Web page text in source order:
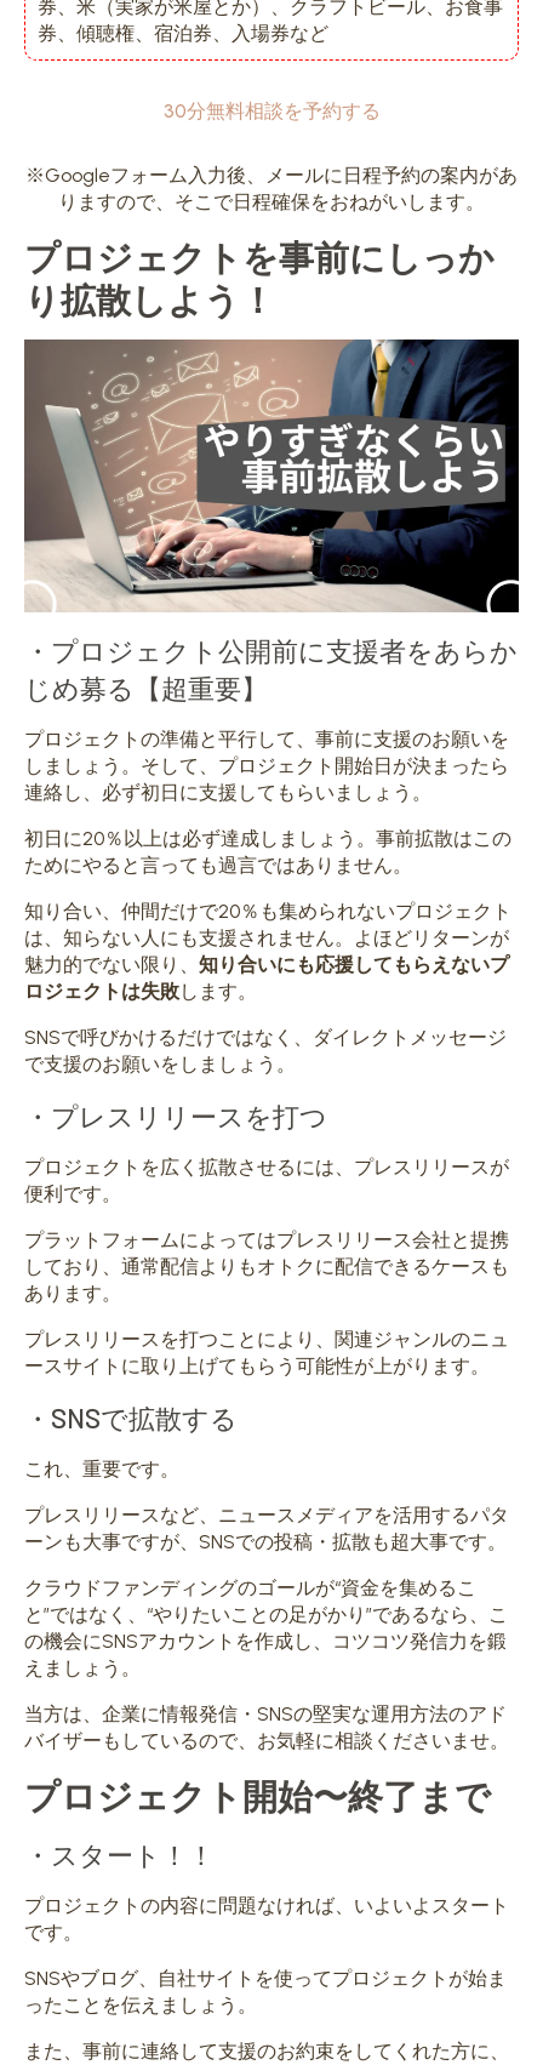
券、米（実家が米屋とか）、クラフトビール、お食事
券、傾聴権、宿泊券、入場券など
30分無料相談を予約する
※Googleフォーム入力後、メールに日程予約の案内があ
りますので、そこで日程確保をおねがいします。
プロジェクトを事前にしっか
り拡散しよう！
・プロジェクト公開前に支援者をあらか
じめ募る
【超重要】
プロジェクトの準備と平行して、事前に支援のお願いを
しましょう。 そして、プロジェクト開始日が決まったら
連絡し、 必ず初日に支援してもらいましょう。
初日に20％以上は必ず達成しましょう。事前拡散はこの
ためにやると言っても過言ではありません。
知り合い、仲間だけで20％も集められないプロジェクト
は、知らない人にも支援されません。よほどリターンが
魅力的でない限り、 知り合いにも応援してもらえないプ
ロジェクトは失敗します。
SNSで呼びかけるだけではなく、ダイレクトメッセージ
で支援のお願いをしましょう。
・プレスリリースを打つ
プロジェクトを広く拡散させるには、プレスリリースが
便利です。
プラットフォームによってはプレスリリース会社と提携
しており、通常配信よりもオトクに配信できるケースも
あります。
プレスリリースを打つことにより、関連ジャンルのニュ
ースサイトに取り上げてもらう可能性が上がります。
・SNSで拡散する
これ、重要です。
プレスリリースなど、ニュースメディアを活用するパタ
ーンも大事ですが、SNSでの投稿・拡散も超大事です。
クラウドファンディングのゴールが“資金を集めるこ
と”ではなく、“やりたいことの足がかり”であるなら、こ
の機会にSNSアカウントを作成し、コツコツ発信力を鍛
えましょう。
当方は、企業に情報発信・SNSの堅実な運用方法のアド
バイザーもしているので、お気軽に相談くださいませ。
プロジェクト開始〜終了まで
・スタート！！
プロジェクトの内容に問題なければ、いよいよスタート
です。
SNSやブログ、自社サイトを使ってプロジェクトが始ま
ったことを伝えましょう。
また、 事前に連絡して支援のお約束をしてくれた方に、